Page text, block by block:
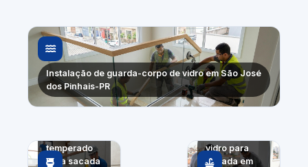
Instalação de guarda-corpo de vidro em São José
dos Pinhais-PR
Guarda-
temperado
para sacada
vidro para
escada em